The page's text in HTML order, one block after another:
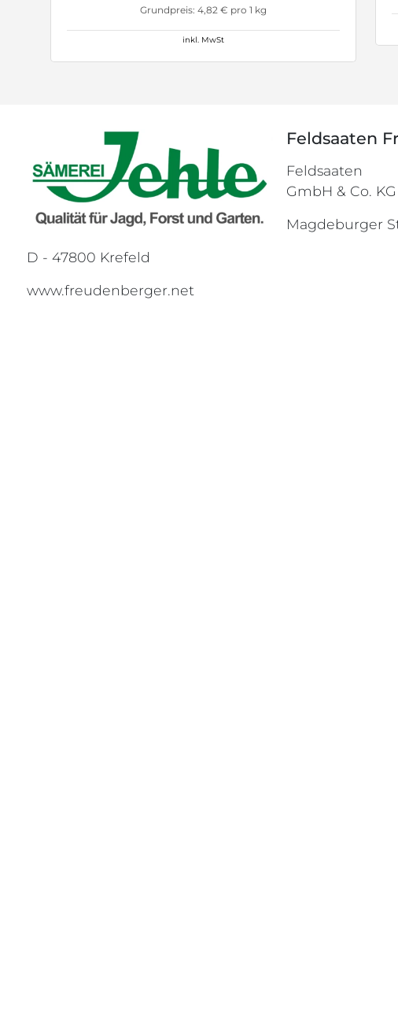
Grundpreis: 4,82 € pro 1 kg
inkl. MwSt
Feldsaaten
Feldsaaten
GmbH & Co. KG
Magdeburger
D - 47800 Krefeld
www.freudenberger.net